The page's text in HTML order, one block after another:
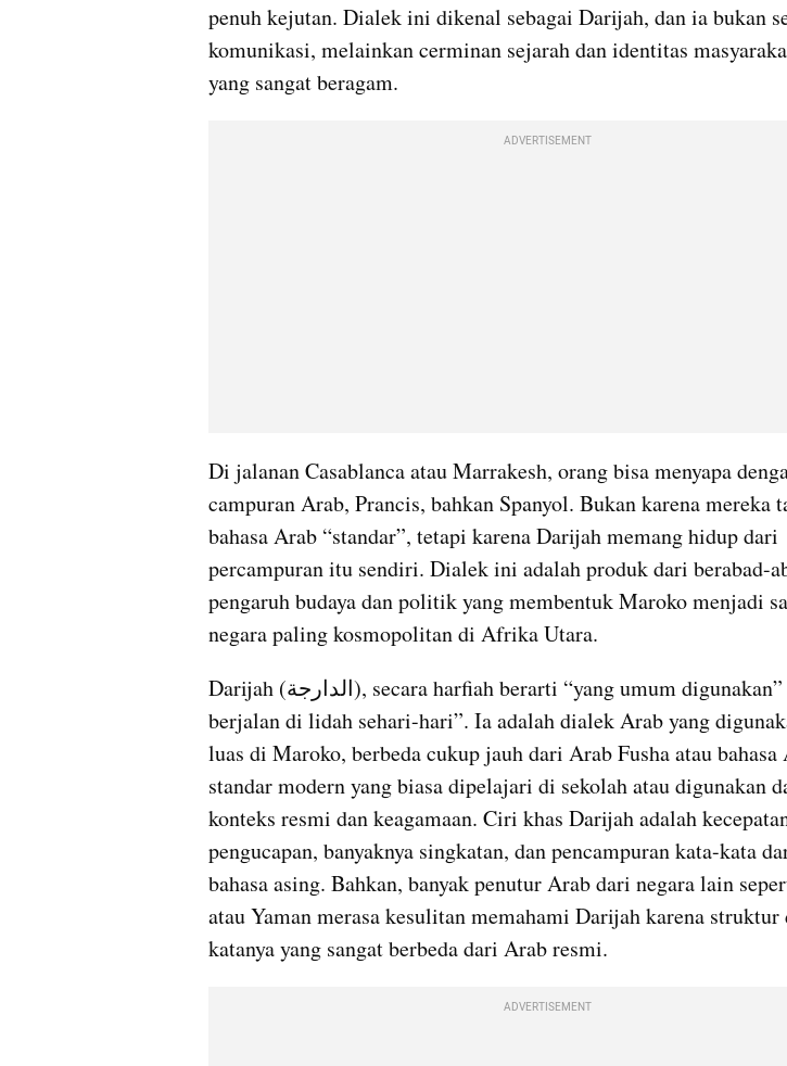
penuh kejutan. Dialek ini dikenal sebagai Darijah, dan ia bukan
komunikasi, melainkan cerminan sejarah dan identitas
yang sangat beragam.
ADVERTISEMENT
Di jalanan Casablanca atau Marrakesh, orang bisa menyapa
campuran Arab, Prancis, bahkan Spanyol. Bukan karena mereka
bahasa Arab “standar”, tetapi karena Darijah memang hidup dari
percampuran itu sendiri. Dialek ini adalah produk dari berabad-
pengaruh budaya dan politik yang membentuk Maroko menjadi
negara paling kosmopolitan di Afrika Utara.
Darijah (الدارجة), secara harfiah berarti “yang umum digunakan” atau “yang
berjalan di lidah sehari-hari”. Ia adalah dialek Arab yang
luas di Maroko, berbeda cukup jauh dari Arab Fusha atau bahasa
standar modern yang biasa dipelajari di sekolah atau digunakan
konteks resmi dan keagamaan. Ciri khas Darijah adalah
pengucapan, banyaknya singkatan, dan pencampuran kata-kata
bahasa asing. Bahkan, banyak penutur Arab dari negara lain
atau Yaman merasa kesulitan memahami Darijah karena struktur
katanya yang sangat berbeda dari Arab resmi.
ADVERTISEMENT